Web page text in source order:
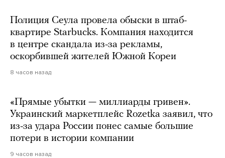
Полиция Сеула провела обыски в штаб-
квартире Starbucks. Компания находится
в центре скандала из-за рекламы,
оскорбившей жителей Южной Кореи
8 часов назад
«Прямые убытки — миллиарды гривен».
Украинский маркетплейс Rozetka заявил, что
из-за удара России понес самые большие
потери в истории компании
9 часов назад